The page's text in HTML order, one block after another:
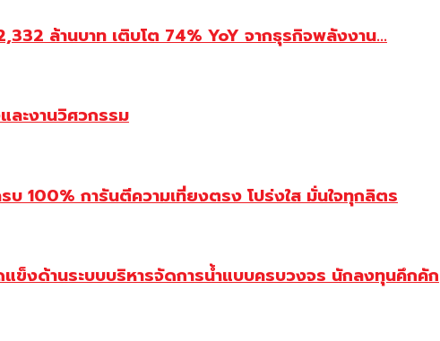
ล้านบาท เติบโต 74% YoY จากธุรกิจพลังงาน...
ละงานวิศวกรรม
100% การันตีความเที่ยงตรง โปร่งใส มั่นใจทุกลิตร
ข็งด้านระบบบริหารจัดการน้ำแบบครบวงจร นักลงทุนคึกคัก